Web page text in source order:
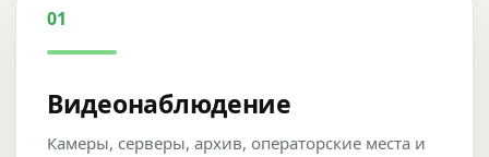
01
Видеонаблюдение
Камеры, серверы, архив, операторские места и